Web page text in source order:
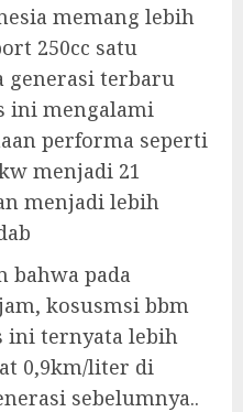
memang lebih
250cc satu
generasi terbaru
ini mengalami
performa seperti
menjadi 21
menjadi lebih
bahwa pada
kosusmsi bbm
ini ternyata lebih
0,9km/liter di
sebelumnya..